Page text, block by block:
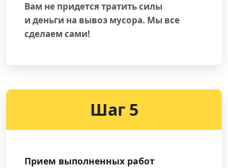
Вам не придется тратить силы
и деньги на вывоз мусора. Мы все
сделаем сами!
Шаг 5
Прием выполненных работ